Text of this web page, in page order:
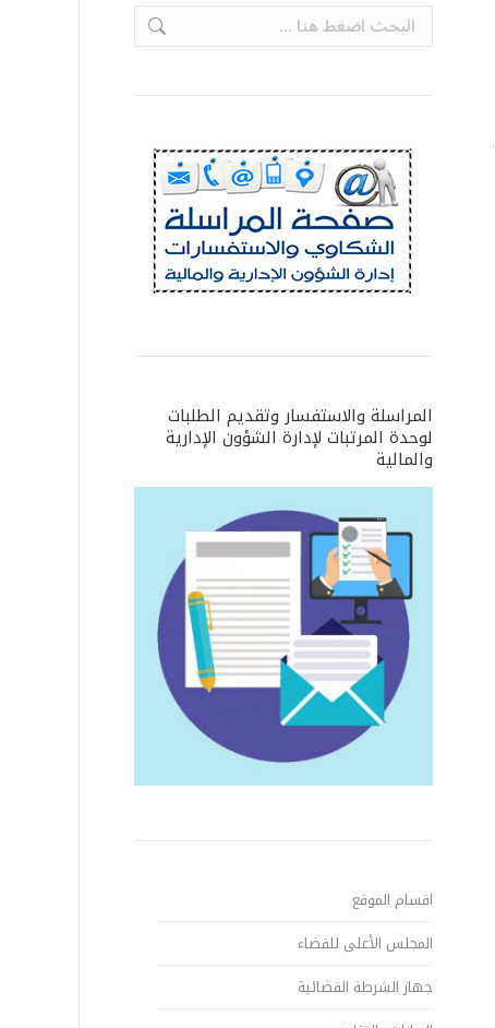
Search:
المراسلة والاستفسار وتقديم الطلبات
لوحدة المرتبات لإدارة الشؤون الإدارية
والمالية
اقسام الموقع
المجلس الأعلى للقضاء
جهاز الشرطة القضائية